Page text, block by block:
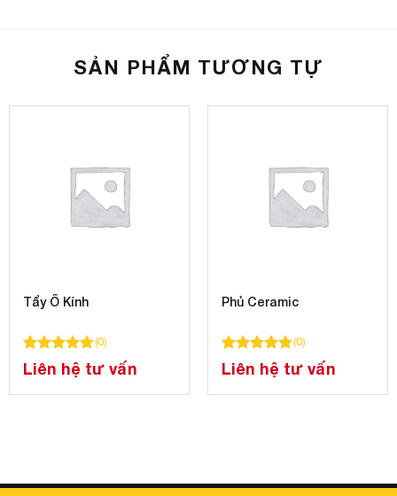
SẢN PHẨM TƯƠNG TỰ
Tẩy Ố Kính
100trên 5 dựa trên
100
(0)
Liên hệ tư vấn
Phủ Ceramic
100trên 5 dựa trên
100
(0)
Liên hệ tư vấn